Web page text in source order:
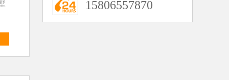
15806557870